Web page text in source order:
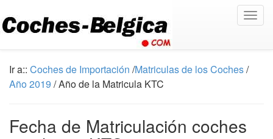
Ir a:: Coches de Importación /Matriculas de los Coches/
Año 2019 / Año de la Matricula KTC
Fecha de Matriculación coches